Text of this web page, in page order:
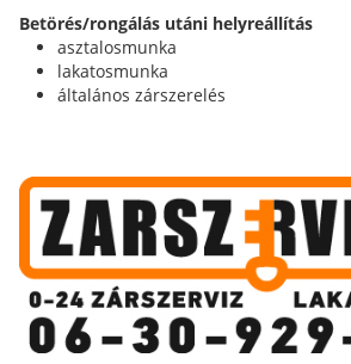
Betörés/rongálás utáni helyreállítás
asztalosmunka
lakatosmunka
általános zárszerelés